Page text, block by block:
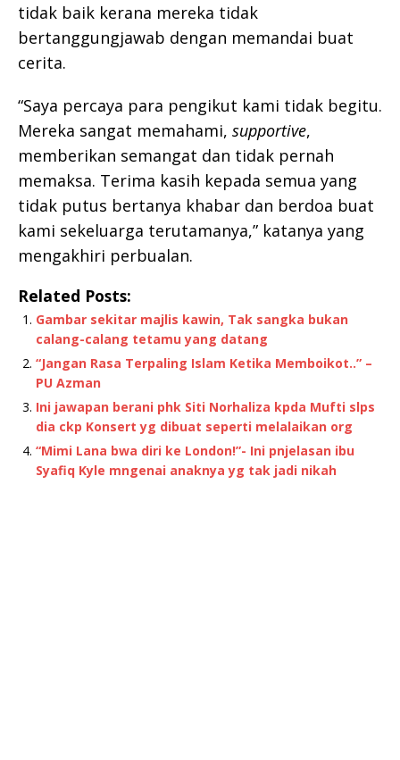
tidak baik kerana mereka tidak
bertanggungjawab dengan memandai buat
cerita.
“Saya percaya para pengikut kami tidak begitu.
Mereka sangat memahami, supportive,
memberikan semangat dan tidak pernah
memaksa. Terima kasih kepada semua yang
tidak putus bertanya khabar dan berdoa buat
kami sekeluarga terutamanya,” katanya yang
mengakhiri perbualan.
Related Posts:
Gambar sekitar majlis kawin, Tak sangka bukan
calang-calang tetamu yang datang
“Jangan Rasa Terpaling Islam Ketika Memboikot..” –
PU Azman
Ini jawapan berani phk Siti Norhaliza kpda Mufti slps
dia ckp Konsert yg dibuat seperti melalaikan org
“Mimi Lana bwa diri ke London!”- Ini pnjelasan ibu
Syafiq Kyle mngenai anaknya yg tak jadi nikah